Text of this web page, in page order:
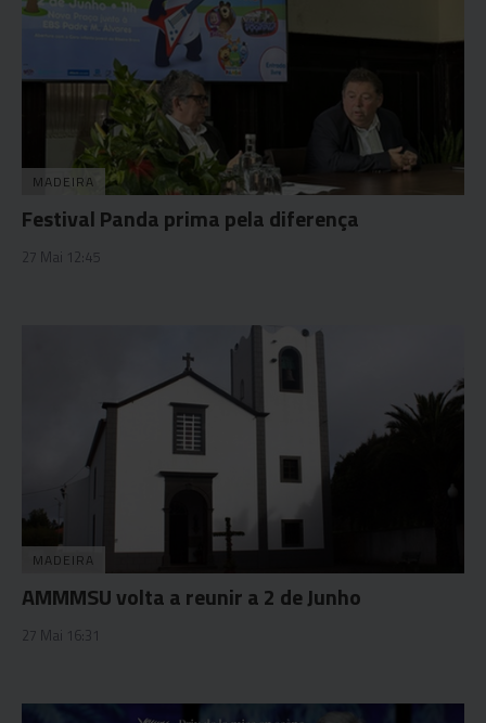
MADEIRA
Festival Panda prima pela diferença
27 Mai 12:45
MADEIRA
AMMMSU volta a reunir a 2 de Junho
27 Mai 16:31